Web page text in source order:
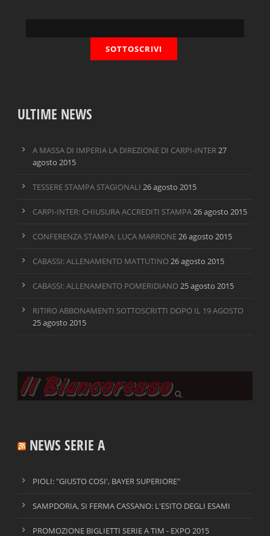
ULTIME NEWS
A MASSA DI IMPERIA LA DIREZIONE DI CARPI-INTER27
agosto 2015
TESSERE STAMPA STAGIONALI 26 agosto 2015
CARPI-INTER: CHIUSURA ACCREDITI STAMPA26 agosto 2015
CONFERENZA STAMPA: LUCA MARRONE26 agosto 2015
CABASSI: ALLENAMENTO MATTUTINO26 agosto 2015
CABASSI: ALLENAMENTO POMERIDIANO25 agosto 2015
RITIRO ABBONAMENTI SOTTOSCRITTI DOPO IL 19 AGOSTO
25 agosto 2015
NEWS SERIE A
PIOLI: "GIUSTO COSI', BAYER SUPERIORE"
SAMPDORIA, SI FERMA CASSANO: L'ESITO DEGLI ESAMI
PROMOZIONE BIGLIETTI SERIE A TIM - EXPO 2015